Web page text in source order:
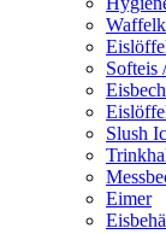
Softeis
Slush
Eimer